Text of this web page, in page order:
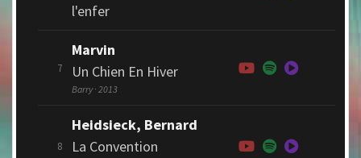
l'enfer
7
Marvin
Un Chien En Hiver
Barry · 2013
8
Heidsieck, Bernard
La Convention